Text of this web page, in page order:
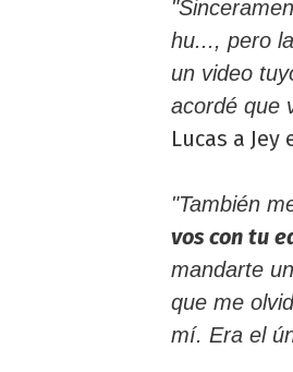
hu..., pero
un video
acordé que
Lucas a
"También
vos con tu
mandarte
que me
mí. Era el